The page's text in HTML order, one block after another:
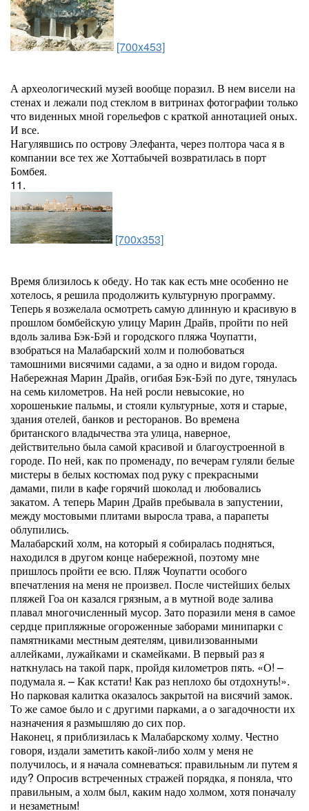
[700x453]
А археологический музей вообще поразил. В нем висели на
стенах и лежали под стеклом в витринах фотографии только
что виденных мной горельефов с краткой аннотацией оных.
И все.
Нагулявшись по острову Элефанта, через полтора часа я в
компании все тех же Хоттабычей возвратилась в порт
Бомбея.
11.
[700x353]
Время близилось к обеду. Но так как есть мне особенно не
хотелось, я решила продолжить культурную программу.
Теперь я возжелала осмотреть самую длинную и красивую в
прошлом бомбейскую улицу Марин Драйв, пройти по ней
вдоль залива Бэк-Бэй и городского пляжа Чоупатти,
взобраться на Малабарский холм и полюбоваться
тамошними висячими садами, а за одно и видом города.
Набережная Марин Драйв, огибая Бэк-Бэй по дуге, тянулась
на семь километров. На ней росли невысокие, но
хорошенькие пальмы, и стояли культурные, хотя и старые,
здания отелей, банков и ресторанов. Во времена
британского владычества эта улица, наверное,
действительно была самой красивой и благоустроенной в
городе. По ней, как по променаду, по вечерам гуляли белые
мистеры в белых костюмах под руку с прекрасными
дамами, пили в кафе горячий шоколад и любовались
закатом. А теперь Марин Драйв пребывала в запустении,
между мостовыми плитами выросла трава, а парапеты
облупились.
Малабарский холм, на который я собиралась подняться,
находился в другом конце набережной, поэтому мне
пришлось пройти ее всю. Пляж Чоупатти особого
впечатления на меня не произвел. После чистейших белых
пляжей Гоа он казался грязным, а в мутной воде залива
плавал многочисленный мусор. Зато поразили меня в самое
сердце припляжные огороженные заборами минипарки с
памятниками местным деятелям, цивилизованными
аллейками, лужайками и скамейками. В первый раз я
наткнулась на такой парк, пройдя километров пять. «О! –
подумала я. – Как кстати! Как раз неплохо бы отдохнуть!».
Но парковая калитка оказалось закрытой на висячий замок.
То же самое было и с другими парками, а о загадочности их
назначения я размышляю до сих пор.
Наконец, я приблизилась к Малабарскому холму. Честно
говоря, издали заметить какой-либо холм у меня не
получилось, и я начала сомневаться: правильным ли путем я
иду? Опросив встреченных стражей порядка, я поняла, что
правильным, а холм был, каким надо холмом, хотя поначалу
и незаметным!